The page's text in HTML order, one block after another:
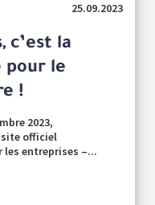
25.09.2023
c’est la
pour le
!
2023,
site officiel
entreprises –...